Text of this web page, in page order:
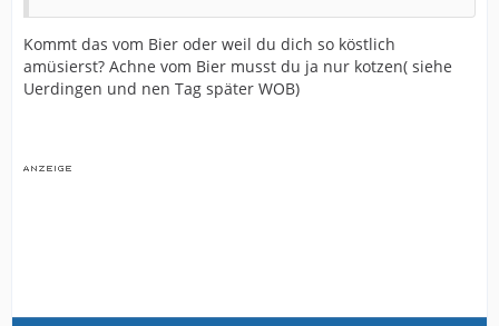
Kommt das vom Bier oder weil du dich so köstlich
amüsierst? Achne vom Bier musst du ja nur kotzen( siehe
Uerdingen und nen Tag später WOB)